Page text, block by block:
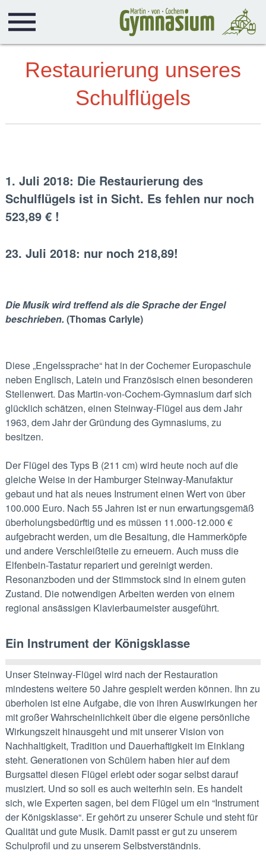
Restaurierung unseres
Schulflügels
1. Juli 2018: Die Restaurierung des
Schulflügels ist in Sicht. Es fehlen nur noch
523,89 € !
23. Juli 2018: nur noch 218,89!
Die Musik wird treffend als die Sprache der Engel
beschrieben. (Thomas Carlyle)
Diese „Engelssprache“ hat in der Cochemer Europaschule
neben Englisch, Latein und Französisch einen besonderen
Stellenwert. Das Martin-von-Cochem-Gymnasium darf sich
glücklich schätzen, einen Steinway-Flügel aus dem Jahr
1963, dem Jahr der Gründung des Gymnasiums, zu
besitzen.
Der Flügel des Typs B (211 cm) wird heute noch auf die
gleiche Weise in der Hamburger Steinway-Manufaktur
gebaut und hat als neues Instrument einen Wert von über
100.000 Euro. Nach 55 Jahren ist er nun erwartungsgemäß
überholungsbedürftig und es müssen 11.000-12.000 €
aufgebracht werden, um die Besaitung, die Hammerköpfe
und andere Verschleißteile zu erneuern. Auch muss die
Elfenbein-Tastatur repariert und gereinigt werden.
Resonanzboden und der Stimmstock sind in einem guten
Zustand. Die notwendigen Arbeiten werden von einem
regional ansässigen Klavierbaumeister ausgeführt.
Ein Instrument der Königsklasse
Unser Steinway-Flügel wird nach der Restauration
mindestens weitere 50 Jahre gespielt werden können. Ihn zu
überholen ist eine Aufgabe, die von ihren Auswirkungen her
mit großer Wahrscheinlichkeit über die eigene persönliche
Wirkungszeit hinausgeht und mit unserer Vision von
Nachhaltigkeit, Tradition und Dauerhaftigkeit im Einklang
steht. Generationen von Schülern haben hier auf dem
Burgsattel diesen Flügel erlebt oder sogar selbst darauf
musiziert. Und so soll es auch weiterhin sein. Es handelt
sich, wie Experten sagen, bei dem Flügel um ein “Instrument
der Königsklasse“. Er gehört zu unserer Schule und steht für
Qualität und gute Musik. Damit passt er gut zu unserem
Schulprofil und zu unserem Selbstverständnis.